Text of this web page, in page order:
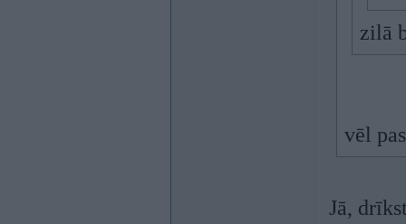
zilā
vēl
Jā,